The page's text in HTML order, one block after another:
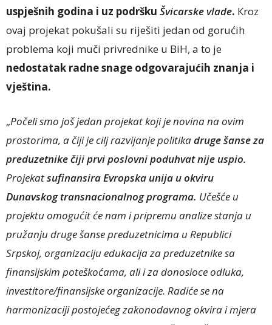
uspješnih godina i uz podršku Švicarske vlade. Кroz
ovaj projekat pokušali su riješiti jedan od gorućih
problema koji muči privrednike u BiH, a to je
nedostatak radne snage odgovarajućih znanja i
vještina.
„Počeli smo još jedan projekat koji je novina na ovim
prostorima, a čiji je cilj razvijanje politikadruge šanse za
preduzetnike čiji prvi poslovni poduhvat nije uspio.
Projekatsufinansira Evropska unija u okviru
Dunavskog transnacionalnog programa. Učešće u
projektu omogućit će nam i pripremu analize stanja u
pružanju druge šanse preduzetnicima u Republici
Srpskoj, organizaciju edukacija za preduzetnike sa
finansijskim poteškoćama, ali i za donosioce odluka,
investitore/finansijske organizacije. Radiće se na
harmonizaciji postojećeg zakonodavnog okvira i mjera